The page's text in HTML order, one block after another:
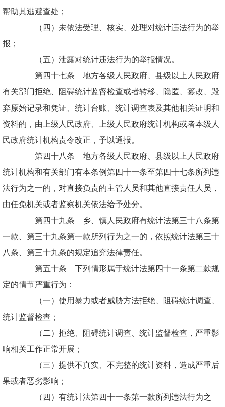
帮助其逃避查处；
（四）未依法受理、核实、处理对统计违法行为的举
报；
（五）泄露对统计违法行为的举报情况。
第四十七条 地方各级人民政府、县级以上人民政府
有关部门拒绝、阻碍统计监督检查或者转移、隐匿、篡改、毁
弃原始记录和凭证、统计台账、统计调查表及其他相关证明和
资料的，由上级人民政府、上级人民政府统计机构或者本级人
民政府统计机构责令改正，予以通报。
第四十八条 地方各级人民政府、县级以上人民政府
统计机构和有关部门有本条例第四十一条至第四十七条所列违
法行为之一的，对直接负责的主管人员和其他直接责任人员，
由任免机关或者监察机关依法给予处分。
第四十九条 乡、镇人民政府有统计法第三十八条第
一款、第三十九条第一款所列行为之一的，依照统计法第三十
八条、第三十九条的规定追究法律责任。
第五十条 下列情形属于统计法第四十一条第二款规
定的情节严重行为：
（一）使用暴力或者威胁方法拒绝、阻碍统计调查、
统计监督检查；
（二）拒绝、阻碍统计调查、统计监督检查，严重影
响相关工作正常开展；
（三）提供不真实、不完整的统计资料，造成严重后
果或者恶劣影响；
（四）有统计法第四十一条第一款所列违法行为之